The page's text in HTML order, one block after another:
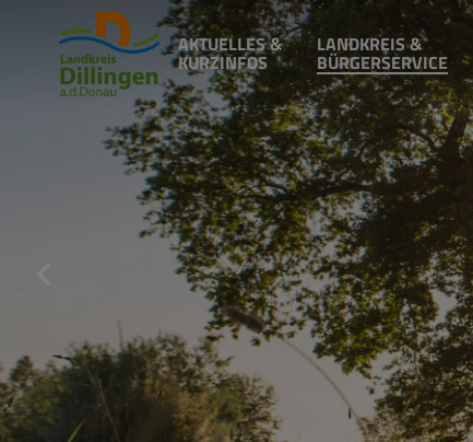
AKTUELLES &
KURZINFOS
LANDKREIS &
BÜRGERSERVICE